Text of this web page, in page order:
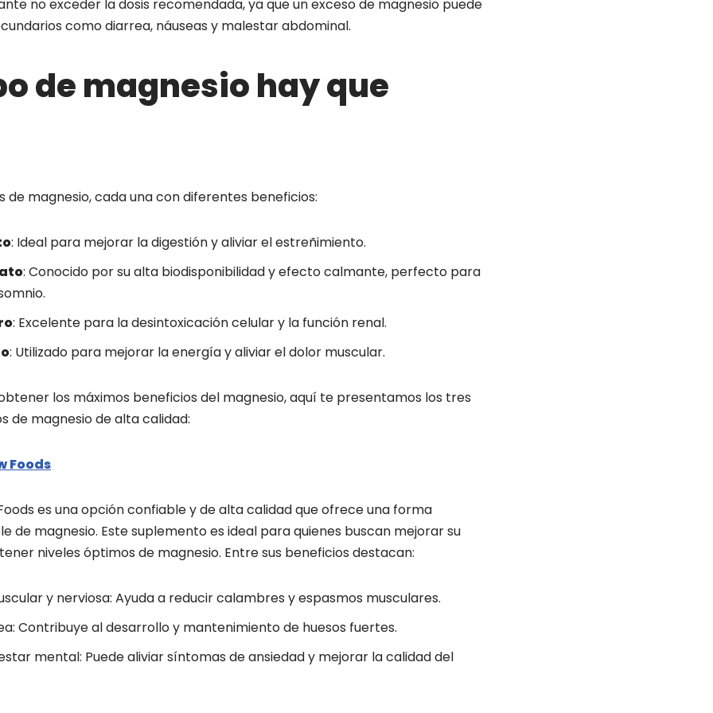
no exceder la dosis recomendada, ya que un exceso de magnesio puede
como diarrea, náuseas y malestar abdominal.
de magnesio hay que
de magnesio, cada una con diferentes beneficios:
: Ideal para mejorar la digestión y aliviar el estreñimiento.
: Conocido por su alta biodisponibilidad y efecto calmante, perfecto para
: Excelente para la desintoxicación celular y la función renal.
: Utilizado para mejorar la energía y aliviar el dolor muscular.
los máximos beneficios del magnesio, aquí te presentamos los tres
de magnesio de alta calidad:
Foods
es una opción confiable y de alta calidad que ofrece una forma
de magnesio. Este suplemento es ideal para quienes buscan mejorar su
niveles óptimos de magnesio. Entre sus beneficios destacan:
y nerviosa: Ayuda a reducir calambres y espasmos musculares.
Contribuye al desarrollo y mantenimiento de huesos fuertes.
mental: Puede aliviar síntomas de ansiedad y mejorar la calidad del